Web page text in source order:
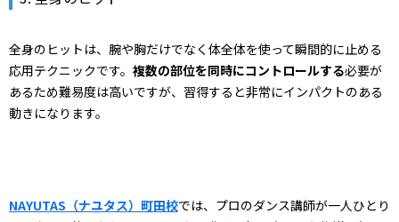
全身のヒットは、腕や胸だけでなく体全体を使って瞬間的に止める
応用テクニックです。 複数の部位を同時にコントロールする必要が
あるため難易度は高いですが、習得すると非常にインパクトのある
動きになります。
NAYUTAS（ナユタス）町田校では、プロのダンス講師が一人ひとり